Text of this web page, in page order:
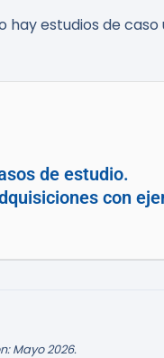
hay estudios de caso
de estudio.
con
Mayo 2026.